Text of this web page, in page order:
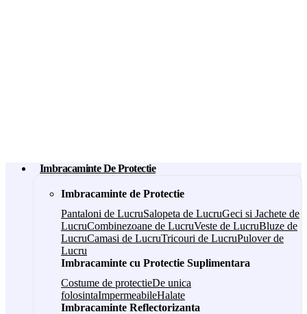
Imbracaminte De Protectie
Imbracaminte de Protectie
Pantaloni de LucruSalopeta de LucruGeci si Jachete de
LucruCombinezoane de LucruVeste de LucruBluze de
LucruCamasi de LucruTricouri de LucruPulover de
Lucru
Imbracaminte cu Protectie Suplimentara
Costume de protectieDe unica
folosintaImpermeabileHalate
Imbracaminte Reflectorizanta